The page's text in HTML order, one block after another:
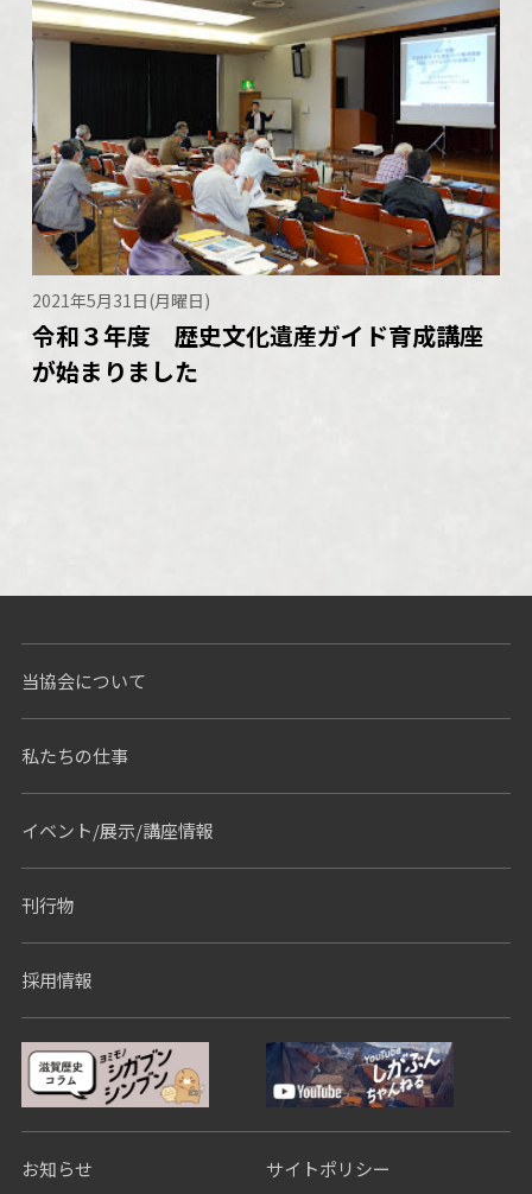
2021年5月31日(月曜日)
令和３年度 歴史文化遺産ガイド育成講座
が始まりました
当協会について
私たちの仕事
イベント/展示/講座情報
刊行物
採用情報
お知らせ サイトポリシー